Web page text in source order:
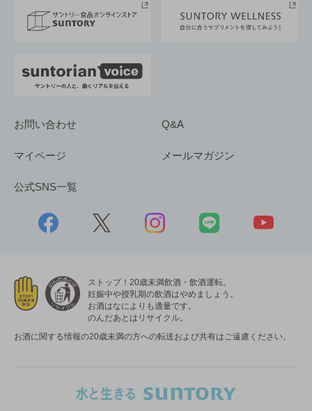
採用情報
お問い合わせ Q&A
マイページ メールマガジン
公式SNS一覧
ストップ！20歳未満飲酒・飲酒運転。
妊娠中や授乳期の飲酒はやめましょう。
お酒はなによりも適量です。
のんだあとはリサイクル。
お酒に関する情報の20歳未満の方への転送および共有はご遠慮ください。